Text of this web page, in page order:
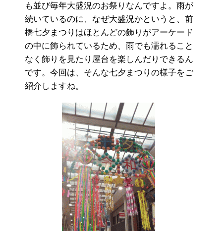
も並び毎年大盛況のお祭りなんですよ。雨が
続いているのに、なぜ大盛況かというと、前
橋七夕まつりはほとんどの飾りがアーケード
の中に飾られているため、雨でも濡れること
なく飾りを見たり屋台を楽しんだりできるん
です。今回は、そんな七夕まつりの様子をご
紹介しますね。